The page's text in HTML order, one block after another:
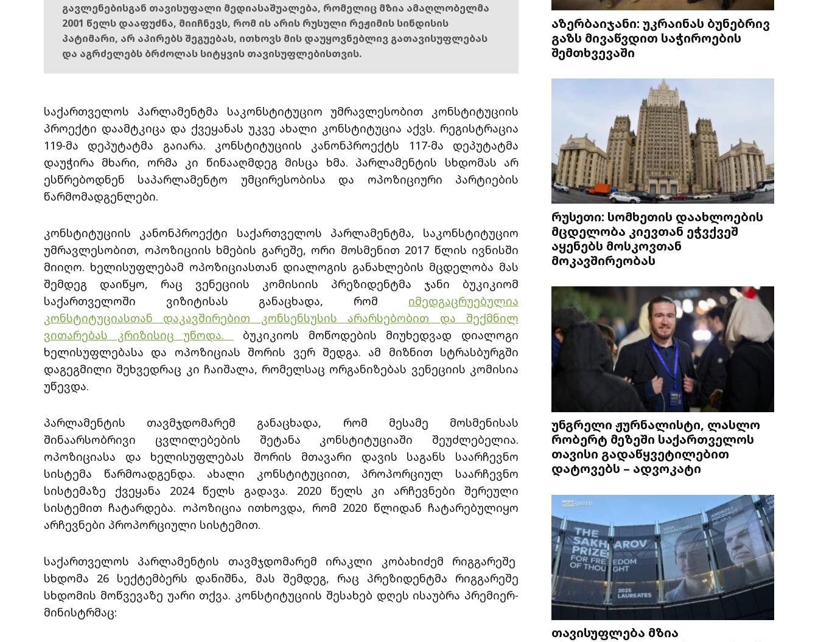
გავლენებისგან თავისუფალი მედიასაშუალება, რომელიც მზია ამაღლობელმა
2001 წელს დააფუძნა, მიიჩნევს, რომ ის არის რუსული რეჟიმის სინდისის
პატიმარი, არ აპირებს შეგუებას, ითხოვს მის დაუყოვნებლივ გათავისუფლებას
და აგრძელებს ბრძოლას სიტყვის თავისუფლებისთვის.
საქართველოს პარლამენტმა საკონსტიტუციო უმრავლესობით კონსტიტუციის
პროექტი დაამტკიცა და ქვეყანას უკვე ახალი კონსტიტუცია აქვს. რეგისტრაცია
119-მა დეპუტატმა გაიარა. კონსტიტუციის კანონპროექტს 117-მა დეპუტატმა
დაუჭირა მხარი, ორმა კი წინააღმდეგ მისცა ხმა. პარლამენტის სხდომას არ
ესწრებოდნენ საპარლამენტო უმცირესობისა და ოპოზიციური პარტიების
წარმომადგენლები.
კონსტიტუციის კანონპროექტი საქართველოს პარლამენტმა, საკონსტიტუციო
უმრავლესობით, ოპოზიციის ხმების გარეშე, ორი მოსმენით 2017 წლის ივნისში
მიიღო. ხელისუფლებამ ოპოზიციასთან დიალოგის განახლების მცდელობა მას
შემდეგ დაიწყო, რაც ვენეციის კომისიის პრეზიდენტმა ჯანი ბუკიკიომ
საქართველოში ვიზიტისას განაცხადა, რომ იმედგაცრუებულია
კონსტიტუციასთან დაკავშირებით კონსენსუსის არარსებობით და შექმნილ
ვითარებას კრიზისიც უწოდა.
ბუკიკიოს მოწოდების მიუხედვად დიალოგი
ხელისუფლებასა და ოპოზიციას შორის ვერ შედგა. ამ მიზნით სტრასბურგში
დაგეგმილი შეხვედრაც კი ჩაიშალა, რომელსაც ორგანიზებას ვენეციის კომისია
უწევდა.
პარლამენტის თავმჯდომარემ განაცხადა, რომ მესამე მოსმენისას
შინაარსობრივი ცვლილებების შეტანა კონსტიტუციაში შეუძლებელია.
ოპოზიციასა და ხელისუფლებას შორის მთავარი დავის საგანს საარჩევნო
სისტემა წარმოადგენდა. ახალი კონსტიტუციით, პროპორციულ საარჩევნო
სისტემაზე ქვეყანა 2024 წელს გადავა. 2020 წელს კი არჩევნები შერეული
სისტემით ჩატარდება. ოპოზიცია ითხოვდა, რომ 2020 წლიდან ჩატარებულიყო
არჩევნები პროპორციული სისტემით.
საქართველოს პარლამენტის თავმჯდომარემ ირაკლი კობახიძემ რიგგარეშე
სხდომა 26 სექტემბერს დანიშნა, მას შემდეგ, რაც პრეზიდენტმა რიგგარეშე
სხდომის მოწვევაზე უარი თქვა. კონსტიტუციის შესახებ დღეს ისაუბრა პრემიერ-
მინისტრმაც:
აზერბაიჯანი: უკრაინას ბუნებრივ
გაზს მივაწვდით საჭიროების
შემთხვევაში
რუსეთი: სომხეთის დაახლოების
მცდელობა კიევთან ეჭვქვეშ
აყენებს მოსკოვთან
მოკავშირეობას
უნგრელი ჟურნალისტი, ლასლო
რობერტ მეზეში საქართველოს
თავისი გადაწყვეტილებით
დატოვებს – ადვოკატი
თავისუფლება მზია